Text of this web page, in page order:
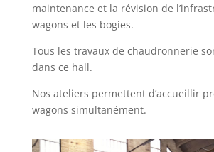
maintenance et la révision de
wagons et les bogies.
Tous les travaux de chaudronnerie
dans ce hall.
Nos ateliers permettent d’accueillir
wagons simultanément.